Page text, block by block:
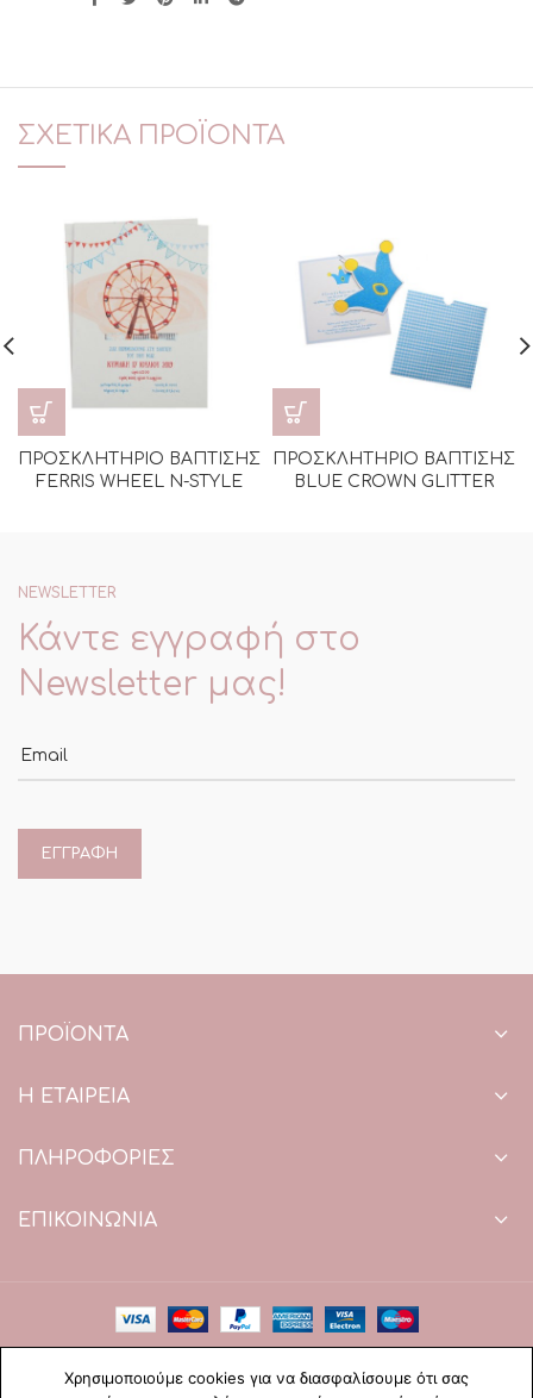
ΣΧΕΤΙΚΆ ΠΡΟΪΌΝΤΑ
ΠΡΟΣΚΛΗΤΗΡΙΟ ΒΑΠΤΙΣΗΣ
FERRIS WHEEL N-STYLE
ΠΡΟΣΚΛΗΤΗΡΙΟ ΒΑΠΤΙΣΗΣ
BLUE CROWN GLITTER
NEWSLETTER
Κάντε εγγραφή στο
Newsletter μας!
ΠΡΟΪΌΝΤΑ
Η ΕΤΑΙΡΕΙΑ
ΠΛΗΡΟΦΟΡΙΕΣ
ΕΠΙΚΟΙΝΩΝΙΑ
Web Design & development by web-idea.gr
Χρησιμοποιούμε cookies για να διασφαλίσουμε ότι σας